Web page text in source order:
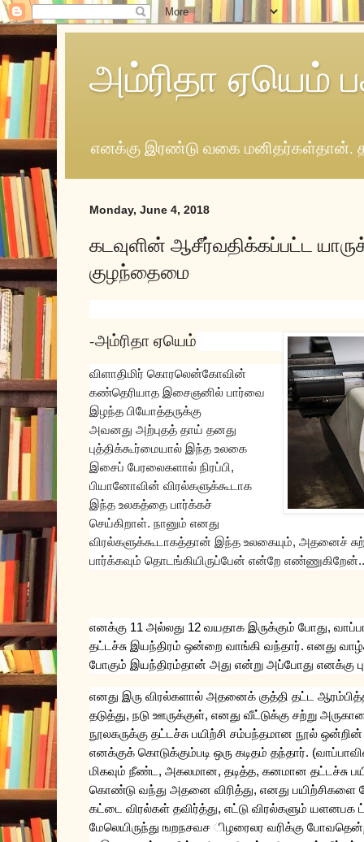
அம்ரிதா ஏயெம்
எனக்கு இரண்டு வகை மனிதர்கள்தான்.
Monday, June 4, 2018
கடவுளின் ஆசீர்வதிக்கப்பட்ட
குழந்தைமை
-அம்ரிதா ஏயெம்
விளாதிமிர் கொரலென்கோவின்
கண்தெரியாத இசைஞனில் பார்வை
இழந்த பியோத்தருக்கு
அவனது அற்புதத் தாய் தனது
புத்திக்கூர்மையால் இந்த உலகை
இசைப் பேரலைகளால் நிரப்பி,
பியானோவின் விரல்களுக்கூடாக
இந்த உலகத்தை பார்க்கச்
செய்கிறாள். நானும் எனது
விரல்களுக்கூடாகத்தான் இந்த உலகையும், அதனைச்
பார்க்கவும் தொடங்கியிருப்பேன் என்றே எண்ணுகிறேன்..
எனக்கு 11 அல்லது 12 வயதாக இருக்கும் போது,
தட்டச்சு இயந்திரம் ஒன்றை வாங்கி வந்தார். எனது
போகும் இயந்திரம்தான் அது என்று அப்போது எனக்கு
எனது இரு விரல்களால் அதனைக் குத்தி தட்ட
தடுத்து, நடு ஊருக்குள், எனது வீட்டுக்கு சற்று
நூலகருக்கு தட்டச்சு பயிற்சி சம்பந்தமான நூல் ஒன்றின்
எனக்குக் கொடுக்கும்படி ஒரு கடிதம் தந்தார். (
மிகவும் நீண்ட , அகலமான, தடித்த, கனமான தட்டச்சு
கொண்டு வந்து அதனை விரித்து, எனது பயிற்சிகளை
கட்டை
விரல்கள் தவிர்த்து, எட்டு விரல்களும் யளனபக
மேலெயிருந்து ஙறநசவச ிழரைலர வரிக்கு